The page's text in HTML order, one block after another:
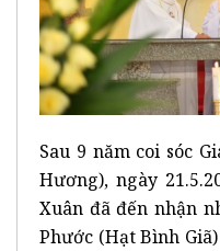
Sau 9 năm coi sóc
Hương), ngày
Xuân đã đến nhận
Phước (Hạt Bình